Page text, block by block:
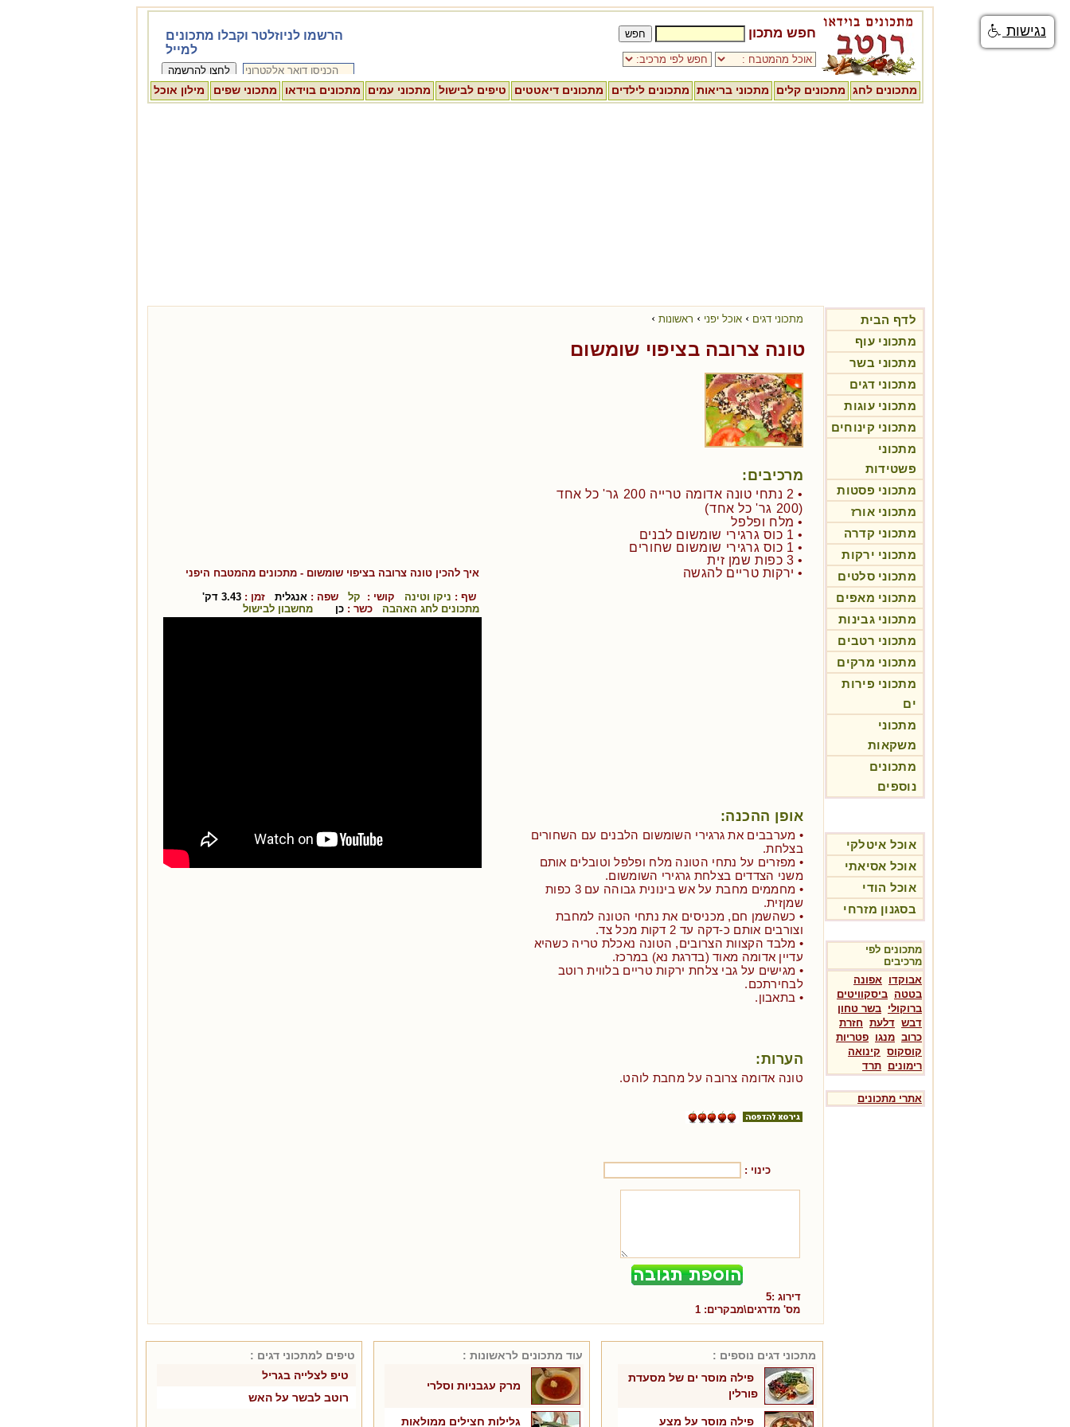
חפש מתכון
מתכונים לחג מתכונים קלים מתכוני בריאות מתכונים לילדים מתכונים דיאטטים טיפים לבישול מתכוני עמים מתכונים בוידאו מתכוני שפים מילון אוכל
לדף הבית
מתכוני עוף
מתכוני בשר
מתכוני דגים
מתכוני עוגות
מתכוני קינוחים
מתכוני
פשטידות
מתכוני פסטות
מתכוני אורז
מתכוני קדרה
מתכוני ירקות
מתכוני סלטים
מתכוני מאפים
מתכוני גבינות
מתכוני רטבים
מתכוני מרקים
מתכוני פירות
ים
מתכוני
משקאות
מתכונים
נוספים
אוכל איטלקי
אוכל אסיאתי
אוכל הודי
בסגנון מזרחי
מתכונים לפי
מרכיבים
אבוקדו אפונה
בטטה ביסקוויטים
ברוקולי בשר טחון
דבש דלעת חזרת
כרוב מנגו פטריות
קוסקוס קינואה
רימונים תרד
אתרי מתכונים
מתכוני דגים › אוכל יפני › ראשונות ›
טונה צרובה בציפוי שומשום
מרכיבים:
• 2 נתחי טונה אדומה טרייה 200 גר' כל אחד
(200 גר' כל אחד)
• מלח ופלפל
• 1 כוס גרגירי שומשום לבנים
• 1 כוס גרגירי שומשום שחורים
• 3 כפות שמן זית
• ירקות טריים להגשה
אופן ההכנה:
• מערבבים את גרגירי השומשום הלבנים עם השחורים
בצלחת.
• מפזרים על נתחי הטונה מלח ופלפל וטובלים אותם
משני הצדדים בצלחת גרגירי השומשום.
• מחממים מחבת על אש בינונית גבוהה עם 3 כפות
שמןזית.
• כשהשמן חם, מכניסים את נתחי הטונה למחבת
וצורבים אותם כ-דקה עד 2 דקות מכל צד.
• מלבד הקצוות הצרובים, הטונה נאכלת טריה כשהיא
עדיין אדומה מאוד (בדרגת נא) במרכז.
• מגישים על גבי צלחת ירקות טריים בלווית רוטב
לבחירתכם.
• בתאבון.
הערות:
טונה אדומה צרובה על מחבת לוהט.
כינוי :
דירוג :5
מס' מדרגים\מבקרים: 1
איך להכין טונה צרובה בציפוי שומשום - מתכונים מהמטבח היפני
שף : ניקו וטינה קושי : קל שפה : אנגלית זמן : 3.43 דק'
מתכונים לחג האהבה
כשר : כן מחשבון לבישול
מתכוני דגים נוספים :
פילה מוסר ים של מסעדת
פורלין
פילה מוסר על מצע
עוד מתכונים לראשונות :
מרק עגבניות וסלרי
גלילות חצילים ממולאות
טיפים למתכוני דגים :
טיפ לצלייה בגריל
רוטב לבשר על האש
נגישות